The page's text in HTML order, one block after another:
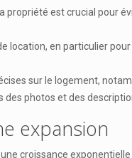
propriété est crucial pour
location, en particulier
sur le logement,
photos et des
expansion
croissance